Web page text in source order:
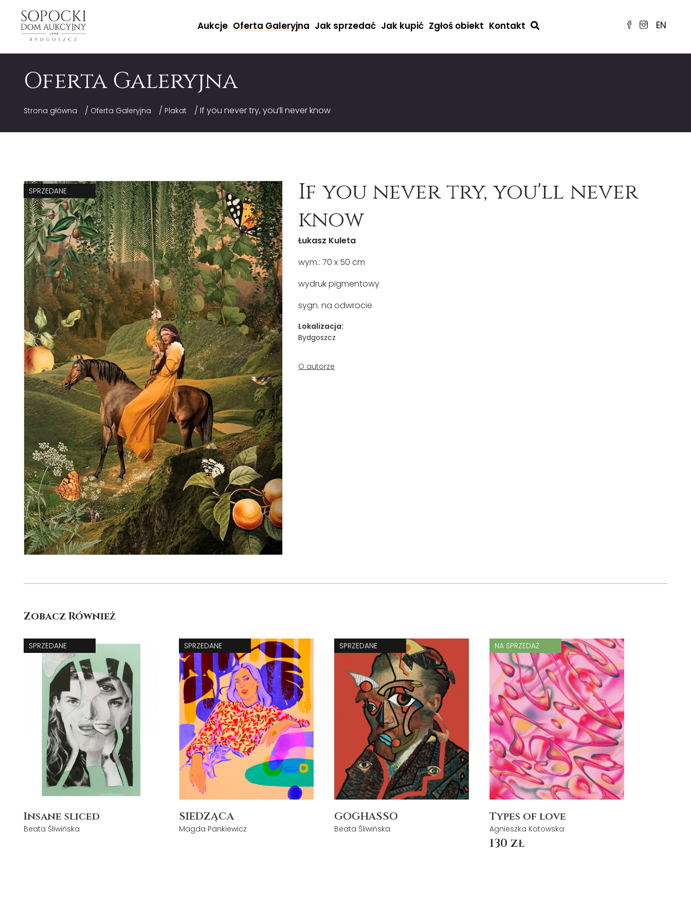
EN
Aukcje Oferta Galeryjna Jak sprzedać Jak kupić Zgłoś obiekt Kontakt
Oferta Galeryjna
Strona główna / Oferta Galeryjna / Plakat / If you never try, you’ll never know
SPRZEDANE
If you never try, you'll never
know
Łukasz Kuleta
wym.: 70 x 50 cm
wydruk pigmentowy
sygn. na odwrocie
Lokalizacja:
Bydgoszcz
O autorze
Zobacz Również
SPRZEDANE
Insane sliced
Beata Śliwińska
SPRZEDANE
SIEDZĄCA
Magda Pankiewicz
SPRZEDANE
GOGHASSO
Beata Śliwińska
NA SPRZEDAŻ
Types of love
Agnieszka Kotowska
130 zł